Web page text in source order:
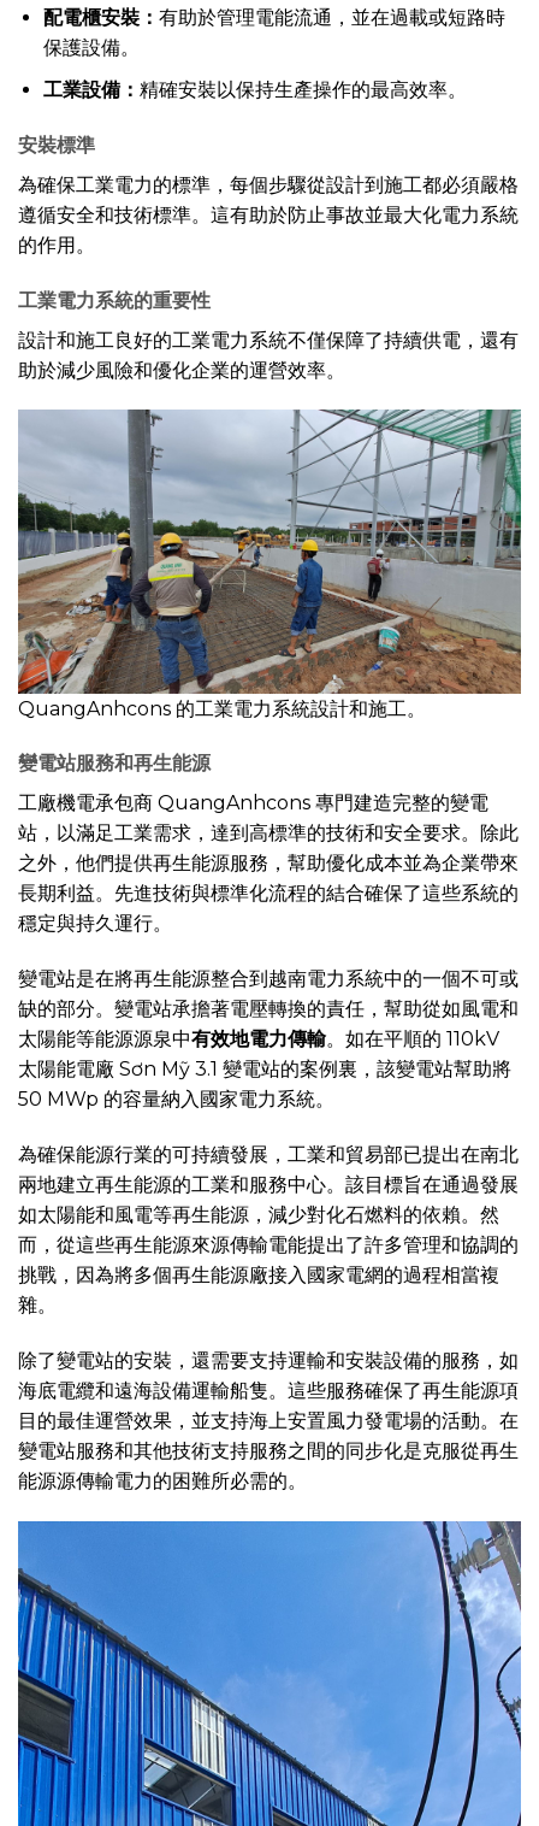
配電櫃安裝： 有助於管理電能流通，並在過載或短路時
保護設備。
工業設備： 精確安裝以保持生產操作的最高效率。
安裝標準
為確保工業電力的標準，每個步驟從設計到施工都必須嚴格
遵循安全和技術標準。這有助於防止事故並最大化電力系統
的作用。
工業電力系統的重要性
設計和施工良好的工業電力系統不僅保障了持續供電，還有
助於減少風險和優化企業的運營效率。
QuangAnhcons 的工業電力系統設計和施工。
變電站服務和再生能源
工廠機電承包商 QuangAnhcons 專門建造完整的變電
站，以滿足工業需求，達到高標準的技術和安全要求。除此
之外，他們提供再生能源服務，幫助優化成本並為企業帶來
長期利益。先進技術與標準化流程的結合確保了這些系統的
穩定與持久運行。
變電站是在將再生能源整合到越南電力系統中的一個不可或
缺的部分。變電站承擔著電壓轉換的責任，幫助從如風電和
太陽能等能源源泉中有效地電力傳輸。如在平順的 110kV
太陽能電廠 Sơn Mỹ 3.1 變電站的案例裏，該變電站幫助將
50 MWp 的容量納入國家電力系統。
為確保能源行業的可持續發展，工業和貿易部已提出在南北
兩地建立再生能源的工業和服務中心。該目標旨在通過發展
如太陽能和風電等再生能源，減少對化石燃料的依賴。然
而，從這些再生能源來源傳輸電能提出了許多管理和協調的
挑戰，因為將多個再生能源廠接入國家電網的過程相當複
雜。
除了變電站的安裝，還需要支持運輸和安裝設備的服務，如
海底電纜和遠海設備運輸船隻。這些服務確保了再生能源項
目的最佳運營效果，並支持海上安置風力發電場的活動。在
變電站服務和其他技術支持服務之間的同步化是克服從再生
能源源傳輸電力的困難所必需的。